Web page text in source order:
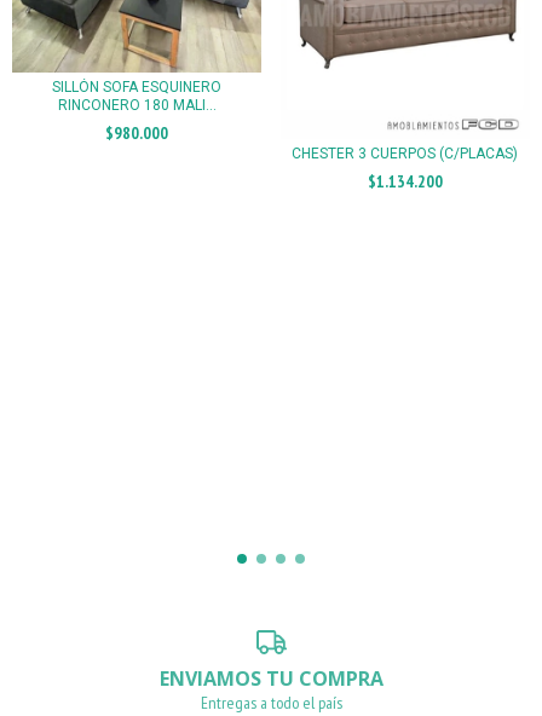
SILLÓN SOFA ESQUINERO
RINCONERO 180 MALI...
$980.000
CHESTER 3 CUERPOS (C/PLACAS)
$1.134.200
ENVIAMOS TU COMPRA
Entregas a todo el país